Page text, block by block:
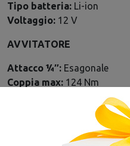
Tipo batteria: Li-ion
Voltaggio: 12 V
AVVITATORE
Attacco ¼″: Esagonale
Coppia max: 124 Nm
Diametro max bullone:M12
Frequenza del colpo:
0-
Peso con batteria:0.78 kg